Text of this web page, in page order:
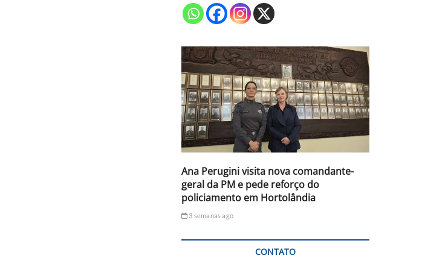
Ana Perugini visita nova comandante-
geral da PM e pede reforço do
policiamento em Hortolândia
3 semanas ago
CONTATO